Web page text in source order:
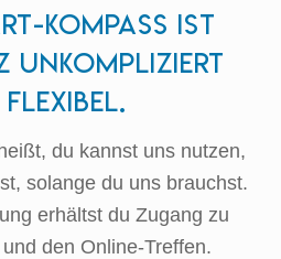
Kompass ist
unkompliziert
flexibel.
du kannst uns nutzen,
solange du uns brauchst.
erhältst du Zugang zu
den Online-Treffen.